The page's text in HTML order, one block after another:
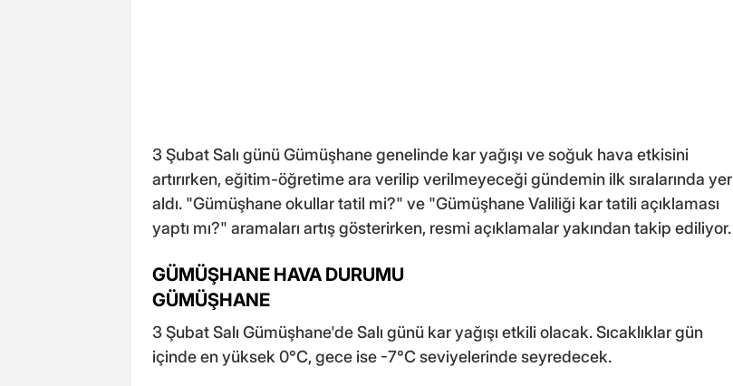
3 Şubat Salı günü Gümüşhane genelinde kar yağışı ve soğuk hava etkisini
artırırken, eğitim-öğretime ara verilip verilmeyeceği gündemin ilk sıralarında yer
aldı. "Gümüşhane okullar tatil mi?" ve "Gümüşhane Valiliği kar tatili açıklaması
yaptı mı?" aramaları artış gösterirken, resmi açıklamalar yakından takip ediliyor.
GÜMÜŞHANE HAVA DURUMU
GÜMÜŞHANE
3 Şubat Salı Gümüşhane'de Salı günü kar yağışı etkili olacak. Sıcaklıklar gün
içinde en yüksek 0°C, gece ise -7°C seviyelerinde seyredecek.